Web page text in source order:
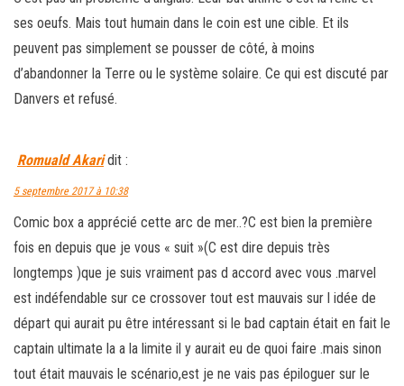
ses oeufs. Mais tout humain dans le coin est une cible. Et ils
peuvent pas simplement se pousser de côté, à moins
d’abandonner la Terre ou le système solaire. Ce qui est discuté par
Danvers et refusé.
Romuald Akari dit :
5 septembre 2017 à 10:38
Comic box a apprécié cette arc de mer..?C est bien la première
fois en depuis que je vous « suit »(C est dire depuis très
longtemps )que je suis vraiment pas d accord avec vous .marvel
est indéfendable sur ce crossover tout est mauvais sur l idée de
départ qui aurait pu être intéressant si le bad captain était en fait le
captain ultimate la a la limite il y aurait eu de quoi faire .mais sinon
tout était mauvais le scénario,est je ne vais pas épiloguer sur le